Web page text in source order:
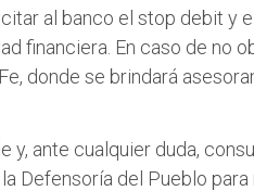
al banco el stop debit y
financiera. En caso de no
donde se brindará
ante cualquier duda,
Defensoría del Pueblo